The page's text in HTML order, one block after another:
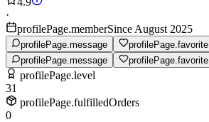
·
profilePage.memberSince August 2025
profilePage.message
profilePage.favorite
profilePage.message
profilePage.favorite
profilePage.level
31
profilePage.fulfilledOrders
0